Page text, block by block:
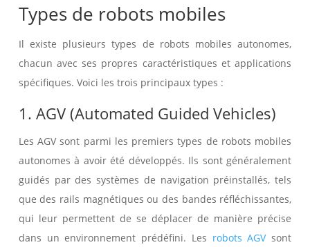
Types de robots mobiles
Il existe plusieurs types de robots mobiles autonomes,
chacun avec ses propres caractéristiques et applications
spécifiques. Voici les trois principaux types :
1. AGV (Automated Guided Vehicles)
Les AGV sont parmi les premiers types de robots mobiles
autonomes à avoir été développés. Ils sont généralement
guidés par des systèmes de navigation préinstallés, tels
que des rails magnétiques ou des bandes réfléchissantes,
qui leur permettent de se déplacer de manière précise
dans un environnement prédéfini. Les robots AGVsont